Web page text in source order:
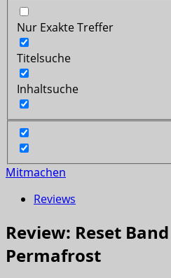
Nur Exakte Treffer
Titelsuche
Inhaltsuche
Mitmachen
Reviews
Review: Reset
Permafrost